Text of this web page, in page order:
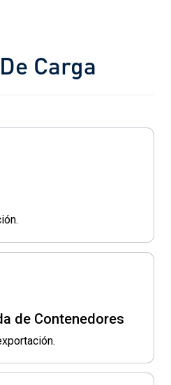
Carga
de Contenedores